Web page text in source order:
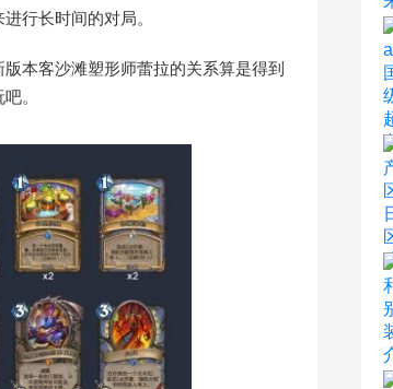
行长时间的对局。
本客沙滩塑形师蕾拉的关系算是得到
。